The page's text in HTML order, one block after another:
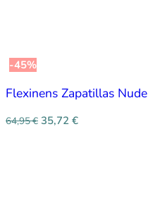
-45%
Flexinens Zapatillas Nude
64,95€ 35,72 €